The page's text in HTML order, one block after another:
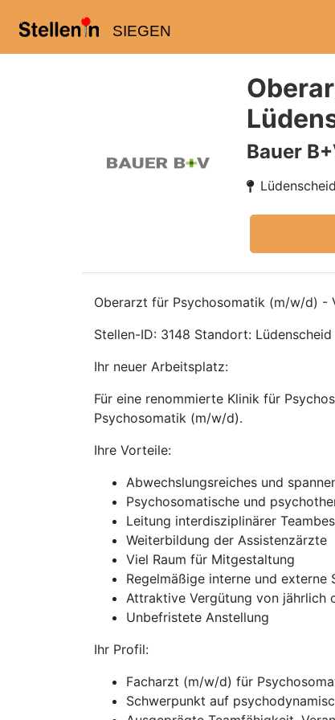
SIEGEN
Bauer
Lüdenscheid
Oberarzt für Psychosomatik (m/w/d) -
Stellen-ID: 3148 Standort: Lüdenscheid
Ihr neuer Arbeitsplatz:
Für eine renommierte Klinik für
Psychosomatik (m/w/d).
Ihre Vorteile:
Abwechslungsreiches und
Psychosomatische und
Leitung interdisziplinärer
Weiterbildung der Assistenzärzte
Viel Raum für Mitgestaltung
Regelmäßige interne und externe
Attraktive Vergütung von jährlich
Unbefristete Anstellung
Ihr Profil:
Facharzt (m/w/d) für
Schwerpunkt auf